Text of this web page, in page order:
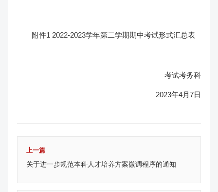
附件1 2022-2023学年第二学期期中考试形式汇总表
考试考务科
2023年4月7日
上一篇
关于进一步规范本科人才培养方案微调程序的通知